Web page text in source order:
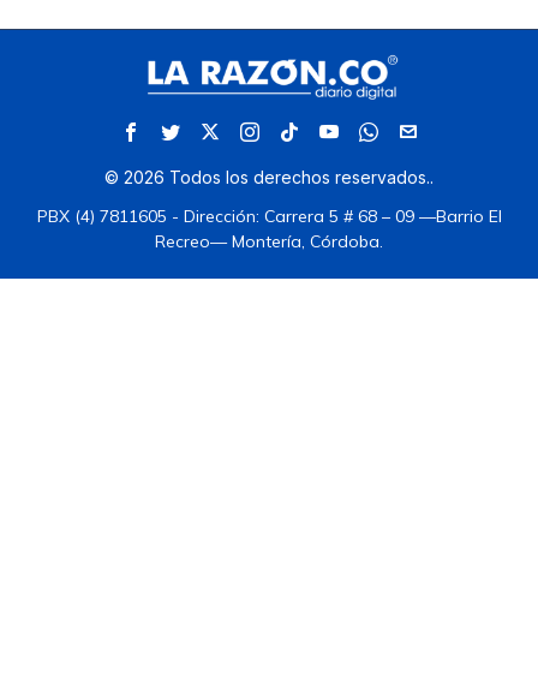
© 2026 Todos los derechos reservados..
PBX (4) 7811605 - Dirección: Carrera 5 # 68 – 09 —Barrio El
Recreo— Montería, Córdoba.